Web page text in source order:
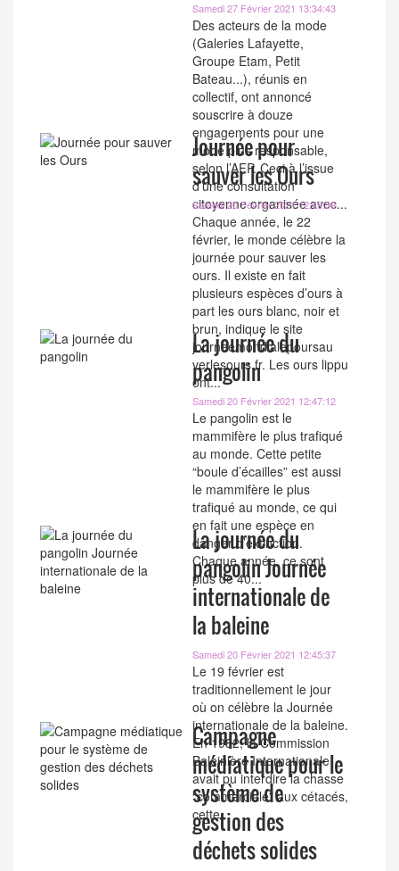
Samedi 27 Février 2021 13:34:43
Des acteurs de la mode
(Galeries Lafayette,
Groupe Etam, Petit
Bateau...), réunis en
collectif, ont annoncé
souscrire à douze
engagements pour une
mode plus responsable,
selon l’AFP. Ceci à l’issue
d’une consultation
citoyenne organisée avec...
Journée pour
sauver les Ours
Samedi 20 Février 2021 12:49:39
Chaque année, le 22
février, le monde célèbre la
journée pour sauver les
ours. Il existe en fait
plusieurs espèces d’ours à
part les ours blanc, noir et
brun, indique le site
journeemondialepoursau
verlesours.fr. Les ours lippu
ont...
La journée du
pangolin
Samedi 20 Février 2021 12:47:12
Le pangolin est le
mammifère le plus trafiqué
au monde. Cette petite
“boule d’écailles” est aussi
le mammifère le plus
trafiqué au monde, ce qui
en fait une espèce en
danger d’extinction.
Chaque année, ce sont
plus de 40...
La journée du
pangolin Journée
internationale de
la baleine
Samedi 20 Février 2021 12:45:37
Le 19 février est
traditionnellement le jour
où on célèbre la Journée
internationale de la baleine.
En 1982, la Commission
Baleinière Internationale
avait pu interdire la chasse
“commerciale” aux cétacés,
cette...
Campagne
médiatique pour le
système de
gestion des
déchets solides